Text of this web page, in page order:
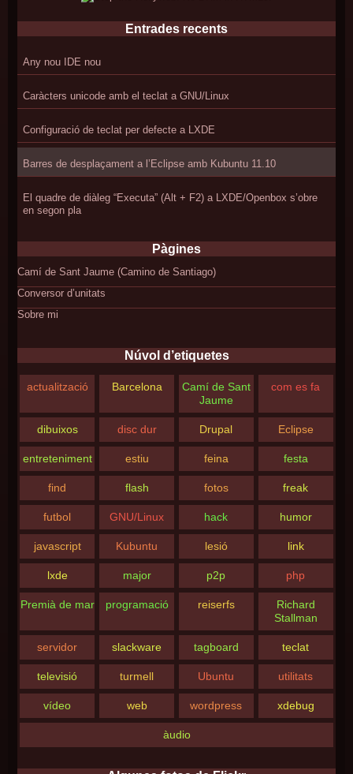
Entrades recents
Any nou IDE nou
Caràcters unicode amb el teclat a GNU/Linux
Configuració de teclat per defecte a LXDE
Barres de desplaçament a l’Eclipse amb Kubuntu 11.10
El quadre de diàleg “Executa” (Alt + F2) a LXDE/Openbox s’obre
en segon pla
Pàgines
Camí de Sant Jaume (Camino de Santiago)
Conversor d’unitats
Sobre mi
Núvol d’etiquetes
actualització Barcelona
Camí de Sant
Jaume
com es fa
dibuixos disc dur Drupal Eclipse
entreteniment estiu feina festa
find flash fotos freak
futbol GNU/Linux hack humor
javascript Kubuntu lesió link
lxde major p2p php
Premià de mar programació reiserfs
Richard
Stallman
servidor slackware tagboard teclat
televisió turmell Ubuntu utilitats
vídeo web wordpress xdebug
àudio